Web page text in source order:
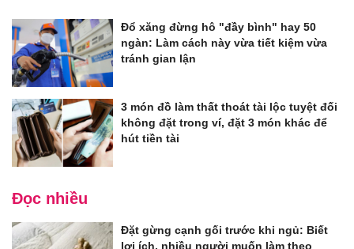
Đổ xăng đừng hô "đầy bình" hay 50
ngàn: Làm cách này vừa tiết kiệm vừa
tránh gian lận
3 món đồ làm thất thoát tài lộc tuyệt đối
không đặt trong ví, đặt 3 món khác để
hút tiền tài
Đọc nhiều
Đặt gừng cạnh gối trước khi ngủ: Biết
lợi ích, nhiều người muốn làm theo